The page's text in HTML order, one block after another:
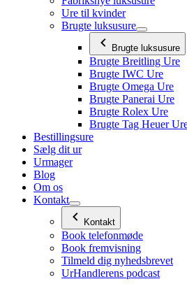
Ure til kvinder
Brugte luksusure
Brugte luksusure
Brugte Breitling Ure
Brugte IWC Ure
Brugte Omega Ure
Brugte Panerai Ure
Brugte Rolex Ure
Brugte Tag Heuer
Bestillingsure
Sælg dit ur
Urmager
Blog
Om os
Kontakt
Kontakt
Book telefonmøde
Book fremvisning
Tilmeld dig nyhedsbrevet
UrHandlerens podcast